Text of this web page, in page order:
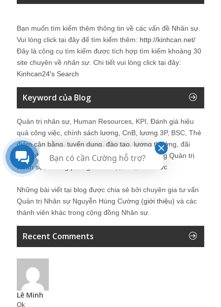
Bạn muốn tìm kiếm thêm thông tin về các vấn đề Nhân sự
Vui lòng click tại đây để tìm kiếm thêm: http://kinhcan.net/
Đây là công cụ tìm kiếm được tích hợp tìm kiếm khoảng 30
site chuyên về nhân sự. Chi tiết vui lòng click tại đây:
Kinhcan24′s Search
Keyword của Blog
Quản trị nhân sự, Human Resources, KPI, Đánh giá hiệu
quả công việc, chính sách lương, CnB, lương 3P, BSC, Thẻ
điểm cân bằng, tuyển dụng, đào tạo, lương thưởng, đãi
ngộ, nhân sự, tổ chức, cơ cấu tổ chức, hệ thống Quản trị
Nhân sự, trưởng phòng Nhân sự, tái tạo tổ chức
Những bài viết tại blog được chia sẻ bởi chuyên gia tư vấn
Quản trị Nhân sự Nguyễn Hùng Cường (giới thiệu) và các
thành viên khác trong cộng đồng Nhân sự.
Recent Comments
Lê Minh
Ok
Bạn có cần Cường hỗ trợ?